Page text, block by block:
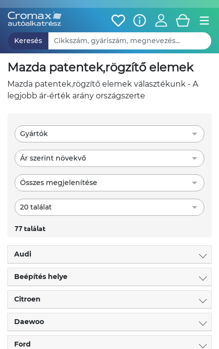
Keresés
mazda patentek,rögzítő elemek
mazda patentek,rögzítő elemek választékunk - A
legjobb ár-érték arány országszerte
Gyártók
Ár szerint növekvő
Összes megjelenítése
20 találat
77 találat
Audi
Beépítés helye
Citroen
Daewoo
Ford